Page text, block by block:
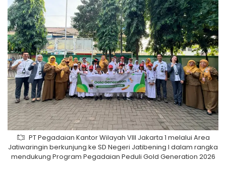
PT Pegadaian Kantor Wilayah VIII Jakarta 1 melalui Area
Jatiwaringin berkunjung ke SD Negeri Jatibening I dalam rangka
mendukung Program Pegadaian Peduli Gold Generation 2026